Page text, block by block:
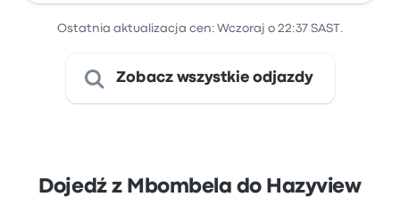
Ostatnia aktualizacja cen: Wczoraj o 22:37 SAST.
Zobacz wszystkie odjazdy
Dojedź z Mbombela do Hazyview